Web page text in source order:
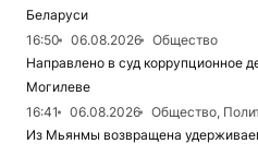
Беларуси
16:50
06.08.2026
Общество
Направлено в суд коррупционное
Могилеве
16:41
06.08.2026
Общество,
Из Мьянмы возвращена